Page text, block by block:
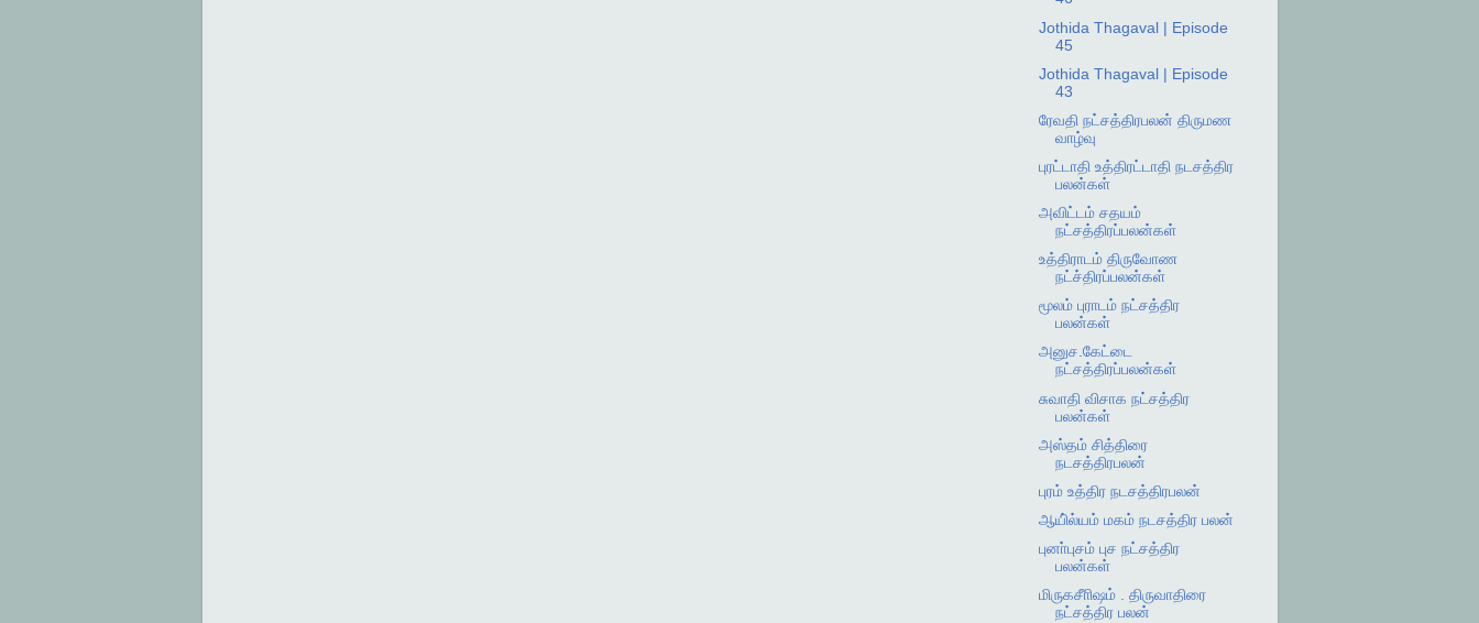
Jothida Thagaval | Episode
45
Jothida Thagaval | Episode
43
ரேவதி நட்சத்திரபலன் திருமண
வாழ்வு
புரட்டாதி உத்திரட்டாதி நடசத்திர
பலன்கள்
அவிட்டம் சதயம்
நட்சத்திரப்பலன்கள்
உத்திராடம் திருவோண
நட்ச்திரப்பலன்கள்
மூலம் புராடம் நட்சத்திர
பலன்கள்
அனுச.கேட்டை
நட்சத்திரப்பலன்கள்
சுவாதி விசாக நட்சத்திர
பலன்கள்
அஸ்தம் சித்திரை
நடசத்திரபலன்
புரம் உத்திர நடசத்திரபலன்
ஆயி்ல்யம் மகம் நடசத்திர பலன்
புனா்புசம் புச நட்சத்திர
பலன்கள்
மிருகசீாிஷம் . திருவாதிரை
நட்சத்திர பலன்